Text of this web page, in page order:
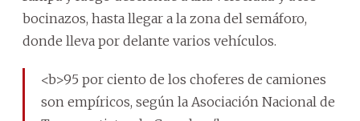
bocinazos, hasta llegar a la zona del semáforo,
donde lleva por delante varios vehículos.
<b>95 por ciento de los choferes de camiones
son empíricos, según la Asociación Nacional de